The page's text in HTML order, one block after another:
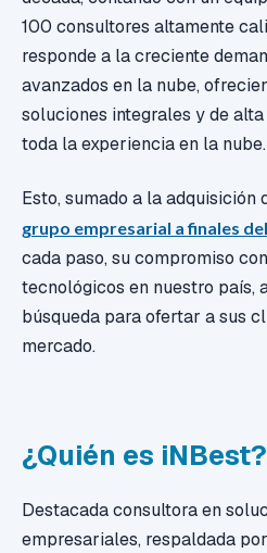
100 consultores altamente
responde a la creciente
avanzados en la nube,
soluciones integrales y de
toda la experiencia en la nube.
Esto, sumado a la adquisición
grupo empresarial a finales
cada paso, su compromiso
tecnológicos en nuestro país,
búsqueda para ofertar a sus
mercado.
¿Quién es iNBest?
Destacada consultora en
empresariales, respaldada